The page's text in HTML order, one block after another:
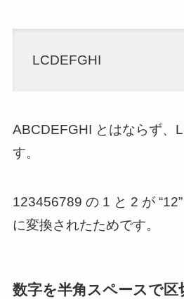
LCDEFGHI
ABCDEFGHI とはならず、
す。
123456789 の 1 と 2 が
に変換されたためです。
数字を半角スペースで区